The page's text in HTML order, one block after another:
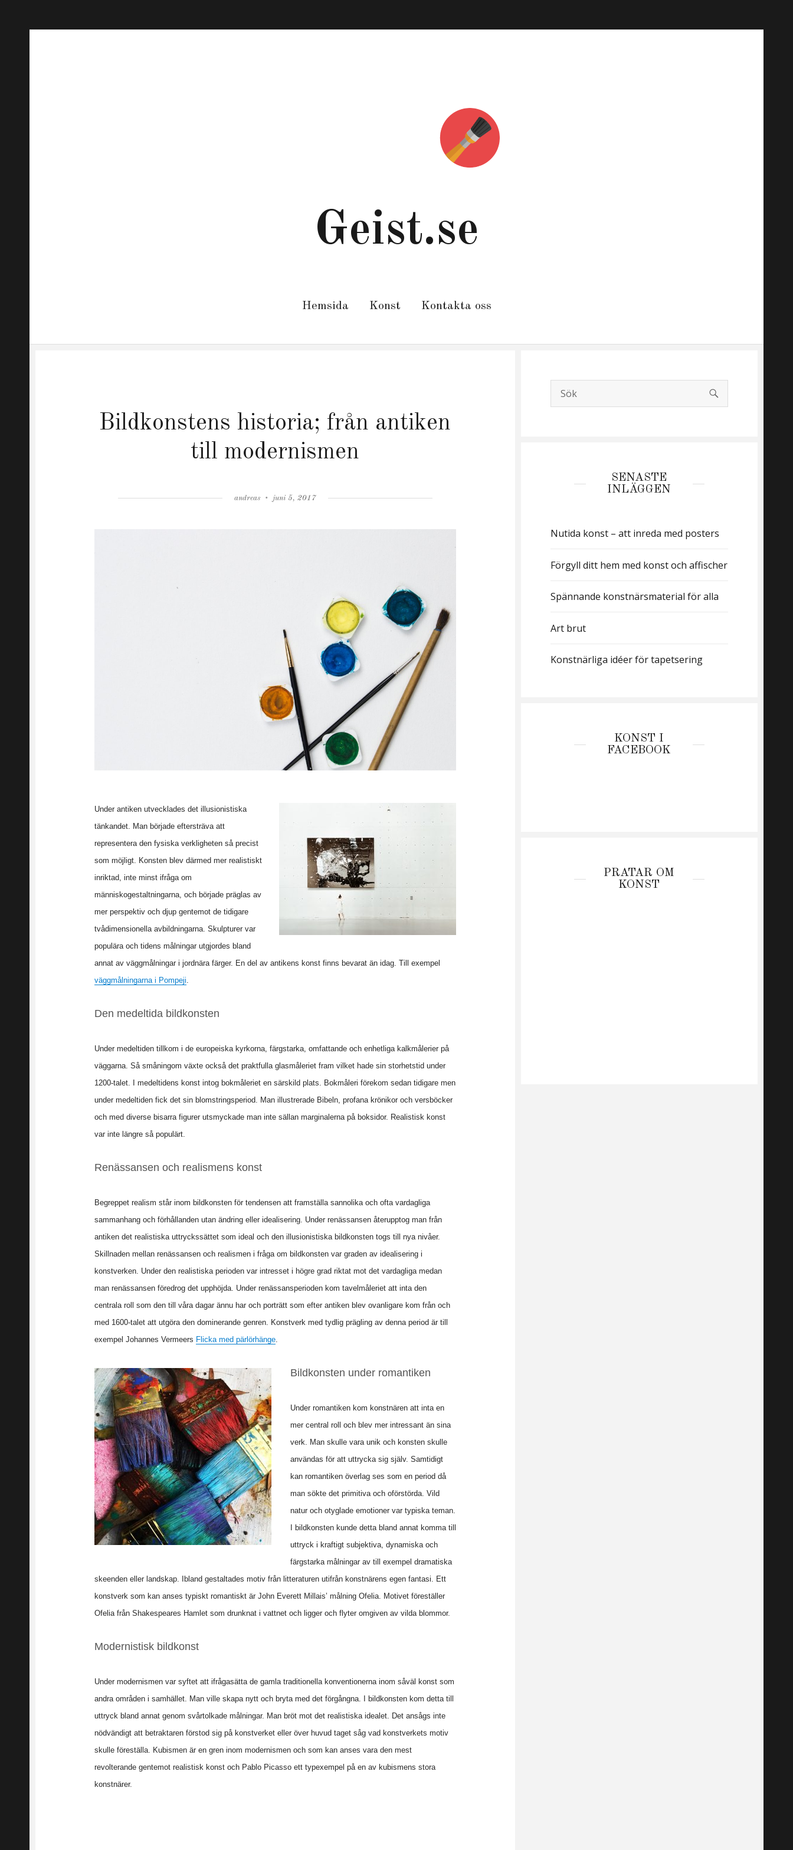
Geist.se
Hemsida Konst Kontakta oss
Bildkonstens historia; från antiken
till modernismen
Author
andreas
Posted
juni 5, 2017
Under antiken utvecklades det illusionistiska
tänkandet. Man började eftersträva att
representera den fysiska verkligheten så precist
som möjligt. Konsten blev därmed mer realistiskt
inriktad, inte minst ifråga om
människogestaltningarna, och började präglas av
mer perspektiv och djup gentemot de tidigare
tvådimensionella avbildningarna. Skulpturer var
populära och tidens målningar utgjordes bland
annat av väggmålningar i jordnära färger. En del av antikens konst finns bevarat än idag. Till exempel
väggmålningarna i Pompeji.
Den medeltida bildkonsten
Under medeltiden tillkom i de europeiska kyrkorna, färgstarka, omfattande och enhetliga kalkmålerier på
väggarna. Så småningom växte också det praktfulla glasmåleriet fram vilket hade sin storhetstid under
1200-talet. I medeltidens konst intog bokmåleriet en särskild plats. Bokmåleri förekom sedan tidigare men
under medeltiden fick det sin blomstringsperiod. Man illustrerade Bibeln, profana krönikor och versböcker
och med diverse bisarra figurer utsmyckade man inte sällan marginalerna på boksidor. Realistisk konst
var inte längre så populärt.
Renässansen och realismens konst
Begreppet realism står inom bildkonsten för tendensen att framställa sannolika och ofta vardagliga
sammanhang och förhållanden utan ändring eller idealisering. Under renässansen återupptog man från
antiken det realistiska uttryckssättet som ideal och den illusionistiska bildkonsten togs till nya nivåer.
Skillnaden mellan renässansen och realismen i fråga om bildkonsten var graden av idealisering i
konstverken. Under den realistiska perioden var intresset i högre grad riktat mot det vardagliga medan
man renässansen föredrog det upphöjda. Under renässansperioden kom tavelmåleriet att inta den
centrala roll som den till våra dagar ännu har och porträtt som efter antiken blev ovanligare kom från och
med 1600-talet att utgöra den dominerande genren. Konstverk med tydlig prägling av denna period är till
exempel Johannes Vermeers Flicka med pärlörhänge.
Bildkonsten under romantiken
Under romantiken kom konstnären att inta en
mer central roll och blev mer intressant än sina
verk. Man skulle vara unik och konsten skulle
användas för att uttrycka sig själv. Samtidigt
kan romantiken överlag ses som en period då
man sökte det primitiva och oförstörda. Vild
natur och otyglade emotioner var typiska teman.
I bildkonsten kunde detta bland annat komma till
uttryck i kraftigt subjektiva, dynamiska och
färgstarka målningar av till exempel dramatiska
skeenden eller landskap. Ibland gestaltades motiv från litteraturen utifrån konstnärens egen fantasi. Ett
konstverk som kan anses typiskt romantiskt är John Everett Millais’ målning Ofelia. Motivet föreställer
Ofelia från Shakespeares Hamlet som drunknat i vattnet och ligger och flyter omgiven av vilda blommor.
Modernistisk bildkonst
Under modernismen var syftet att ifrågasätta de gamla traditionella konventionerna inom såväl konst som
andra områden i samhället. Man ville skapa nytt och bryta med det förgångna. I bildkonsten kom detta till
uttryck bland annat genom svårtolkade målningar. Man bröt mot det realistiska idealet. Det ansågs inte
nödvändigt att betraktaren förstod sig på konstverket eller över huvud taget såg vad konstverkets motiv
skulle föreställa. Kubismen är en gren inom modernismen och som kan anses vara den mest
revolterande gentemot realistisk konst och Pablo Picasso ett typexempel på en av kubismens stora
konstnärer.
Search
for:
SENASTE
INLÄGGEN
Nutida konst – att inreda med posters
Förgyll ditt hem med konst och affischer
Spännande konstnärsmaterial för alla
Art brut
Konstnärliga idéer för tapetsering
KONST I
FACEBOOK
PRATAR OM
KONST